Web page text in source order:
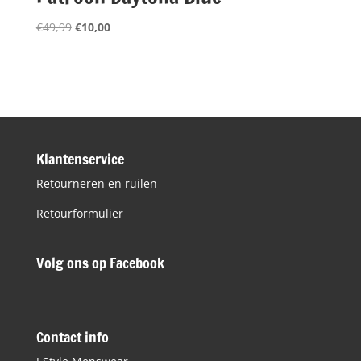
€49,99 Oorspronkelijke
€10,00Huidige
Klantenservice
Retourneren en ruilen
Retourformulier
Volg ons op Facebook
Contact info